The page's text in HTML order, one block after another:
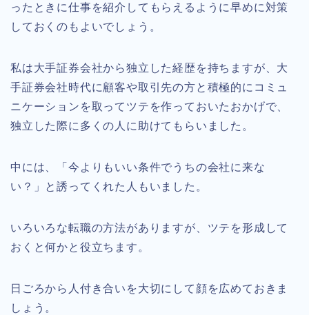
ったときに仕事を紹介してもらえるように早めに対策
しておくのもよいでしょう。
私は大手証券会社から独立した経歴を持ちますが、大
手証券会社時代に顧客や取引先の方と積極的にコミュ
ニケーションを取ってツテを作っておいたおかげで、
独立した際に多くの人に助けてもらいました。
中には、「今よりもいい条件でうちの会社に来な
い？」と誘ってくれた人もいました。
いろいろな転職の方法がありますが、ツテを形成して
おくと何かと役立ちます。
日ごろから人付き合いを大切にして顔を広めておきま
しょう。